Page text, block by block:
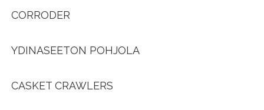
CORRODER
YDINASEETON POHJOLA
CASKET CRAWLERS